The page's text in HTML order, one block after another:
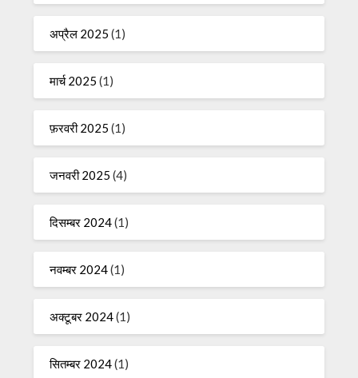
अप्रैल 2025 (1)
मार्च 2025 (1)
फ़रवरी 2025 (1)
जनवरी 2025 (4)
दिसम्बर 2024(1)
नवम्बर 2024(1)
अक्टूबर 2024(1)
सितम्बर 2024(1)